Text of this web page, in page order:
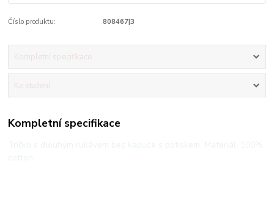
Číslo produktu: 808467|3
Kompletní specifikace
Ke stažení
Kompletní specifikace